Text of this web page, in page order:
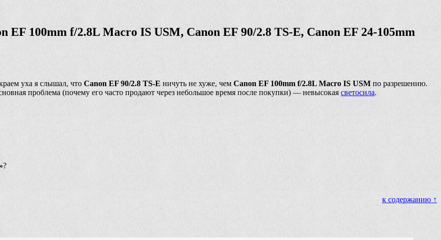
100mm f/2.8L Macro IS USM, Canon EF 90/2.8 TS-E, Canon EF 24-105mm
уха я слышал, что Canon EF 90/2.8 TS-E ничуть не хуже, чем Canon EF 100mm f/2.8L Macro IS USM по разрешению.
проблема (почему его часто продают через небольшое время после покупки) — невысокая светосила.
?
к содержанию ↑